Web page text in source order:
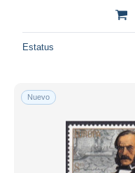
Estatus
Nuevo